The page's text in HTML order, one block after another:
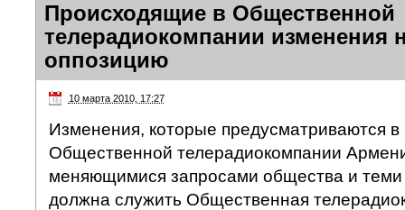
Происходящие в Общественной
телерадиокомпании изменения
оппозицию
10 марта 2010, 17:27
Изменения, которые предусматриваются в
Общественной телерадиокомпании
меняющимися запросами общества и
должна служить Общественная